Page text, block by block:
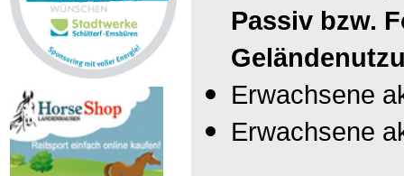
Passiv bzw.
Erwachsene
Erwachsene